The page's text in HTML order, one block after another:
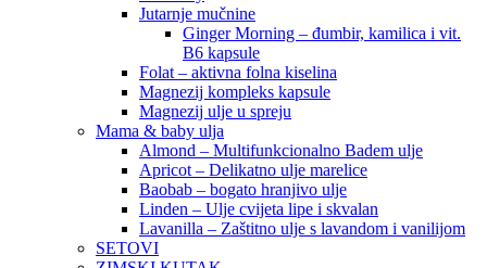
Jutarnje mučnine
Ginger Morning – đumbir, kamilica i vit.
B6 kapsule
Folat – aktivna folna kiselina
Magnezij kompleks kapsule
Magnezij ulje u spreju
Mama & baby ulja
Almond – Multifunkcionalno Badem ulje
Apricot – Delikatno ulje marelice
Baobab – bogato hranjivo ulje
Linden – Ulje cvijeta lipe i skvalan
Lavanilla – Zaštitno ulje s lavandom i vanilijom
SETOVI